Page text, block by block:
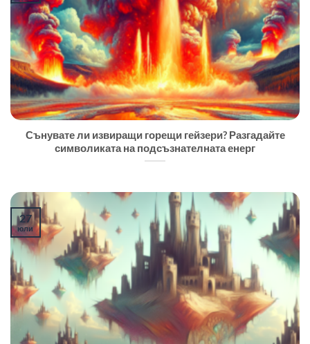
Сънувате ли извиращи горещи гейзери? Разгадайте
символиката на подсъзнателната енерг
27
юли